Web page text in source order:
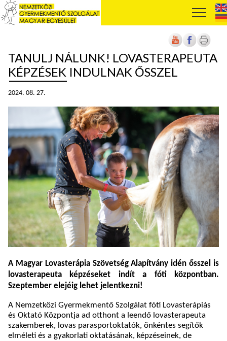
TANULJ NÁLUNK! LOVASTERAPEUTA
KÉPZÉSEK INDULNAK ŐSSZEL
2024. 08. 27.
A Magyar Lovasterápia Szövetség Alapítvány idén ősszel is
lovasterapeuta képzéseket indít a fóti központban.
Szeptember elejéig lehet jelentkezni!
A Nemzetközi Gyermekmentő Szolgálat fóti Lovasterápiás
és Oktató Központja ad otthont a leendő lovasterapeuta
szakemberek, lovas parasportoktatók, önkéntes segítők
elméleti és a gyakorlati oktatásának, képzéseinek, de